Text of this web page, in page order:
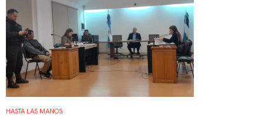
HASTA LAS MANOS